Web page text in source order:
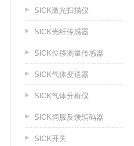
SICK激光扫描仪
SICK光纤传感器
SICK位移测量传感器
SICK气体变送器
SICK气体分析仪
SICK伺服反馈编码器
SICK开关